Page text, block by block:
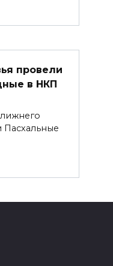
провели
в НКП